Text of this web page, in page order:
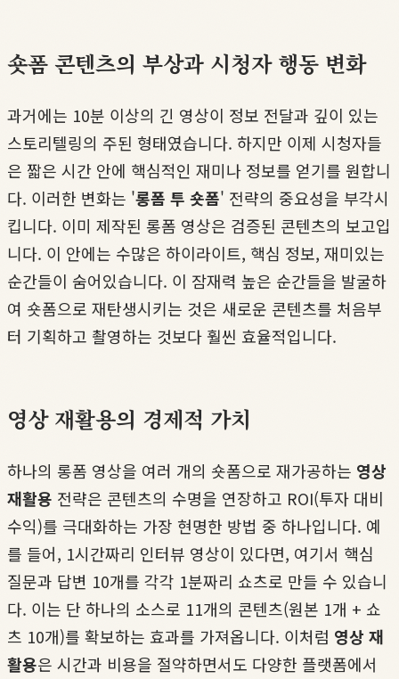
숏폼 콘텐츠의 부상과 시청자 행동 변화
과거에는 10분 이상의 긴 영상이 정보 전달과 깊이 있는
스토리텔링의 주된 형태였습니다. 하지만 이제 시청자들
은 짧은 시간 안에 핵심적인 재미나 정보를 얻기를 원합니
다. 이러한 변화는 '롱폼 투 숏폼' 전략의 중요성을 부각시
킵니다. 이미 제작된 롱폼 영상은 검증된 콘텐츠의 보고입
니다. 이 안에는 수많은 하이라이트, 핵심 정보, 재미있는
순간들이 숨어있습니다. 이 잠재력 높은 순간들을 발굴하
여 숏폼으로 재탄생시키는 것은 새로운 콘텐츠를 처음부
터 기획하고 촬영하는 것보다 훨씬 효율적입니다.
영상 재활용의 경제적 가치
하나의 롱폼 영상을 여러 개의 숏폼으로 재가공하는 영상
재활용 전략은 콘텐츠의 수명을 연장하고 ROI(투자 대비
수익)를 극대화하는 가장 현명한 방법 중 하나입니다. 예
를 들어, 1시간짜리 인터뷰 영상이 있다면, 여기서 핵심
질문과 답변 10개를 각각 1분짜리 쇼츠로 만들 수 있습니
다. 이는 단 하나의 소스로 11개의 콘텐츠(원본 1개 + 쇼
츠 10개)를 확보하는 효과를 가져옵니다. 이처럼 영상 재
활용은 시간과 비용을 절약하면서도 다양한 플랫폼에서